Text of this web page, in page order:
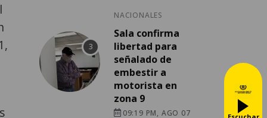
NACIONALES
Sala confirma
libertad para
señalado de
embestir a
motorista en
zona 9
09:19 PM, AGO 07 Escuchar